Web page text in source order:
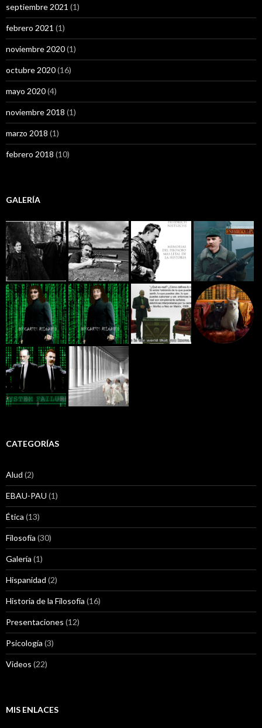
septiembre 2021 (1)
febrero 2021 (1)
noviembre 2020(1)
octubre 2020(16)
mayo 2020(4)
noviembre 2018 (1)
marzo 2018 (1)
febrero 2018 (10)
GALERÍA
CATEGORÍAS
Alud (2)
EBAU-PAU (1)
Ética (13)
Filosofía (30)
Galería (1)
Hispanidad (2)
Historia de la Filosofía (16)
Presentaciones (12)
Psicología (3)
Videos (22)
MIS ENLACES